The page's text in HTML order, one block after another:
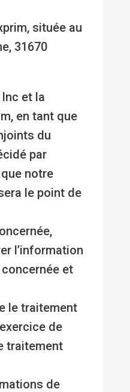
située au
31670
et la
en tant que
du
par
notre
le point de
l’information
et
le traitement
de
traitement
de